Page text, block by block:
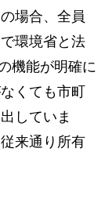
場合、全員
環境省と法
機能が明確に
くても市町
していま
来通り所有